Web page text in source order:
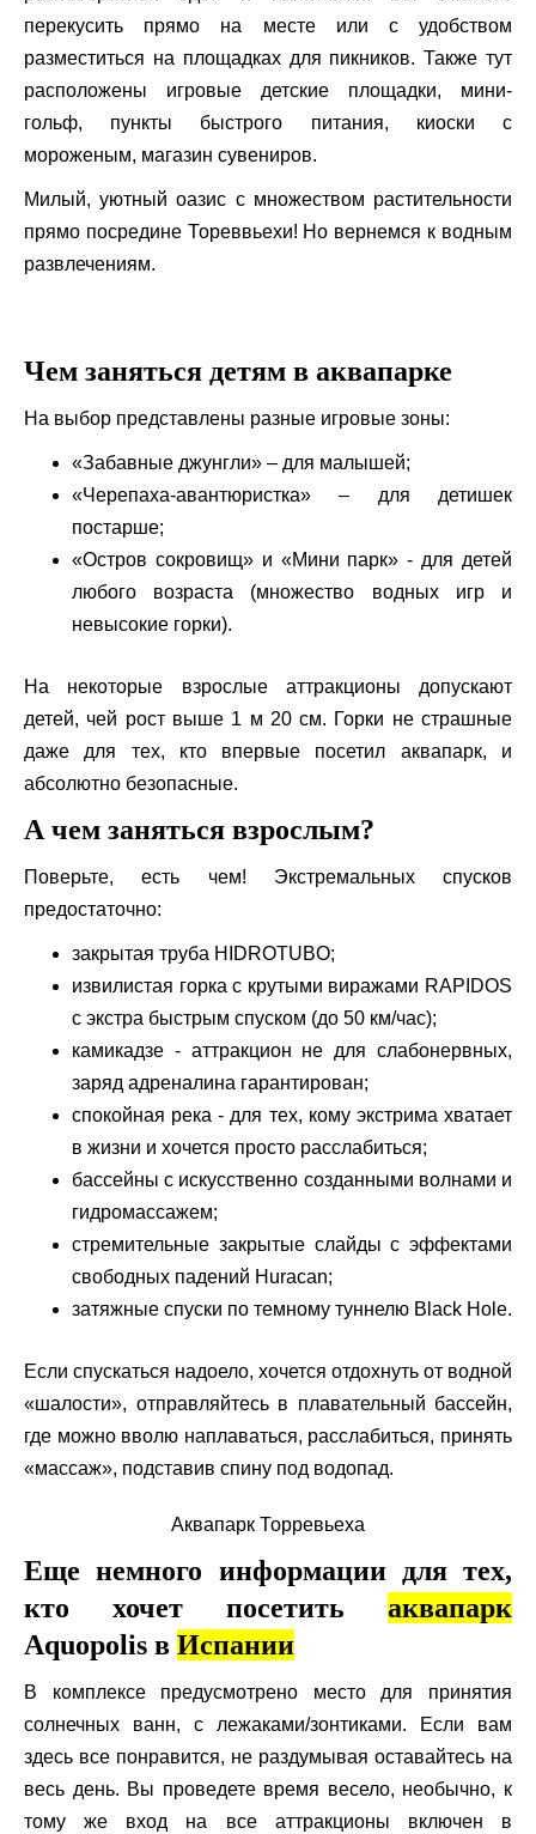
перекусить прямо на месте или с удобством
разместиться на площадках для пикников. Также тут
расположены игровые детские площадки, мини-
гольф, пункты быстрого питания, киоски с
мороженым, магазин сувениров.
Милый, уютный оазис с множеством растительности
прямо посредине Тореввьехи! Но вернемся к водным
развлечениям.
Чем заняться детям в аквапарке
На выбор представлены разные игровые зоны:
«Забавные джунгли» – для малышей;
«Черепаха-авантюристка» – для детишек
постарше;
«Остров сокровищ» и «Мини парк» - для детей
любого возраста (множество водных игр и
невысокие горки).
На некоторые взрослые аттракционы допускают
детей, чей рост выше 1 м 20 см. Горки не страшные
даже для тех, кто впервые посетил аквапарк, и
абсолютно безопасные.
А чем заняться взрослым?
Поверьте, есть чем! Экстремальных спусков
предостаточно:
закрытая труба HIDROTUBO;
извилистая горка с крутыми виражами RAPIDOS
с экстра быстрым спуском (до 50 км/час);
камикадзе - аттракцион не для слабонервных,
заряд адреналина гарантирован;
спокойная река - для тех, кому экстрима хватает
в жизни и хочется просто расслабиться;
бассейны с искусственно созданными волнами и
гидромассажем;
стремительные закрытые слайды с эффектами
свободных падений Huracan;
затяжные спуски по темному туннелю Black Hole.
Если спускаться надоело, хочется отдохнуть от водной
«шалости», отправляйтесь в плавательный бассейн,
где можно вволю наплаваться, расслабиться, принять
«массаж», подставив спину под водопад.
Аквапарк Торревьеха
Еще немного информации для тех,
кто хочет посетить аквапарк
Aquopolis в Испании
В комплексе предусмотрено место для принятия
солнечных ванн, с лежаками/зонтиками. Если вам
здесь все понравится, не раздумывая оставайтесь на
весь день. Вы проведете время весело, необычно, к
тому же вход на все аттракционы включен в